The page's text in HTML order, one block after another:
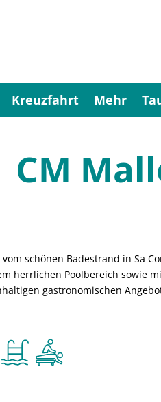
Kreuzfahrt Mehr
CM
schönen Badestrand in Sa
herrlichen Poolbereich sowie
gastronomischen